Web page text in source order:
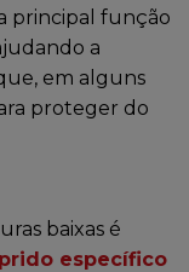
principal função
a
em alguns
proteger do
baixas é
específico